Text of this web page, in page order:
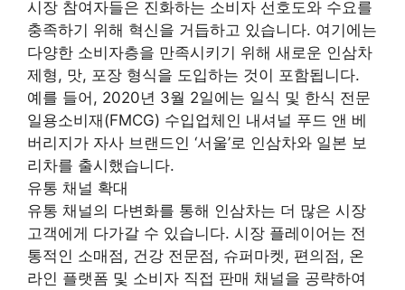
시장 참여자들은 진화하는 소비자 선호도와 수요를
충족하기 위해 혁신을 거듭하고 있습니다. 여기에는
다양한 소비자층을 만족시키기 위해 새로운 인삼차
제형, 맛, 포장 형식을 도입하는 것이 포함됩니다.
예를 들어, 2020년 3월 2일에는 일식 및 한식 전문
일용소비재(FMCG) 수입업체인 내셔널 푸드 앤 베
버리지가 자사 브랜드인 ‘서울’로 인삼차와 일본 보
리차를 출시했습니다.
유통 채널 확대
유통 채널의 다변화를 통해 인삼차는 더 많은 시장
고객에게 다가갈 수 있습니다. 시장 플레이어는 전
통적인 소매점, 건강 전문점, 슈퍼마켓, 편의점, 온
라인 플랫폼 및 소비자 직접 판매 채널을 공략하여